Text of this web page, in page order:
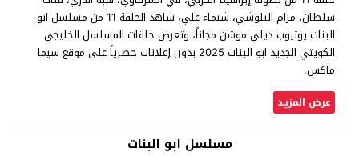
سلطان، مرام البلوشي، شيماء علي، شاهد الحلقة 11 من مسلسل ابو
البنات يوتيوب ديلي موشن مجاناً، وتعرض حلقات المسلسل الخليجي
الكويتي الجديد ابو البنات 2025 بدون إعلانات حصرياً على موقع سيما
ماكس.
عرض المزيد
مسلسل ابو البنات